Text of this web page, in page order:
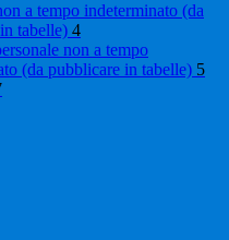
a tempo indeterminato (da
tabelle) 4
non a tempo
(da pubblicare in tabelle) 5